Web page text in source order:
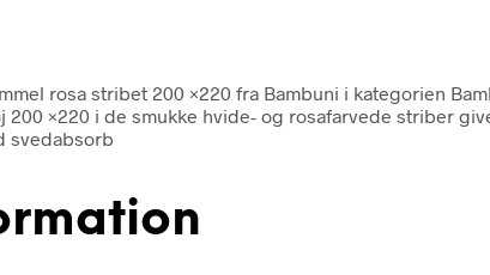
rosa stribet 200 ×220 fra Bambuni i kategorien
200 ×220 i de smukke hvide- og rosafarvede striber
svedabsorb